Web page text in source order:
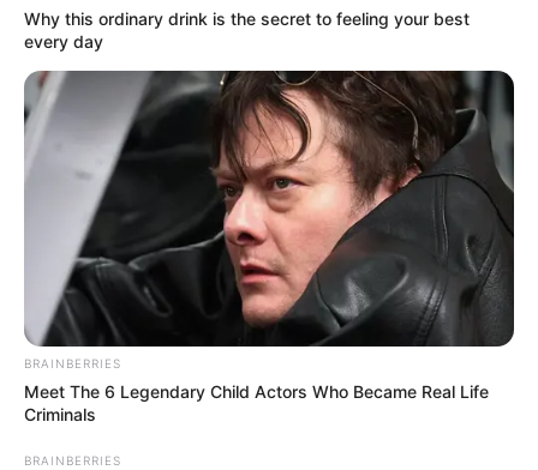
ALERTA BOGOTÁ EN GOOGLE NEWS
TEMAS RELACIONADOS
NOTICIAS BARRANQUILLA NOCHE DE VELITAS
MANTÉNGASE EN ALERTA
Tenemos todas las noticias que le
interesan. Para estar bien informado, por
ACTIVAR AHORA
Why this ordinary drink is the secret to feeling your best
every day
BRAINBERRIES
Meet The 6 Legendary Child Actors Who Became Real Life
Criminals
BRAINBERRIES